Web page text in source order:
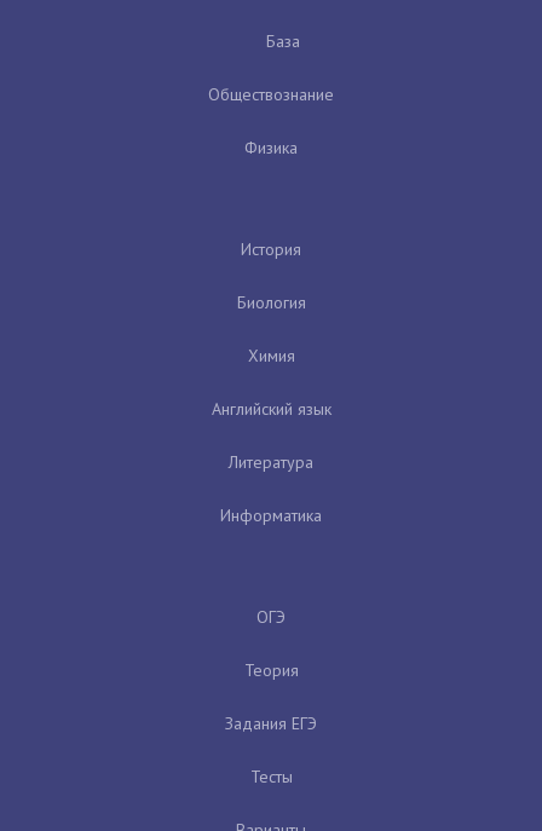
База
Обществознание
Физика
История
Биология
Химия
Английский язык
Литература
Информатика
ОГЭ
Теория
Задания ЕГЭ
Тесты